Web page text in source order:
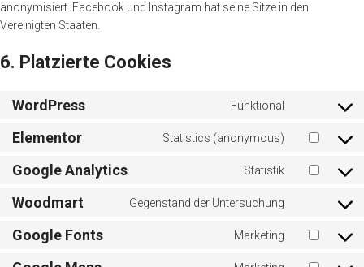
anonymisiert. Facebook und Instagram hat seine Sitze in den
Vereinigten Staaten.
6. Platzierte Cookies
WordPress Funktional
Elementor Statistics (anonymous)
Google Analytics Statistik
Woodmart Gegenstand der Untersuchung
Google Fonts Marketing